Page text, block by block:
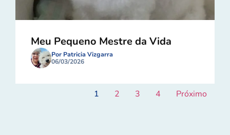
Meu Pequeno Mestre da Vida
Por Patricia Vizgarra
06/03/2026
1 2 3 4 Próximo